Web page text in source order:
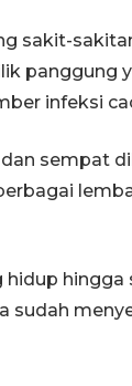
sakit-
panggung
infeksi
sempat
hingga
sudah
bagi
08-05